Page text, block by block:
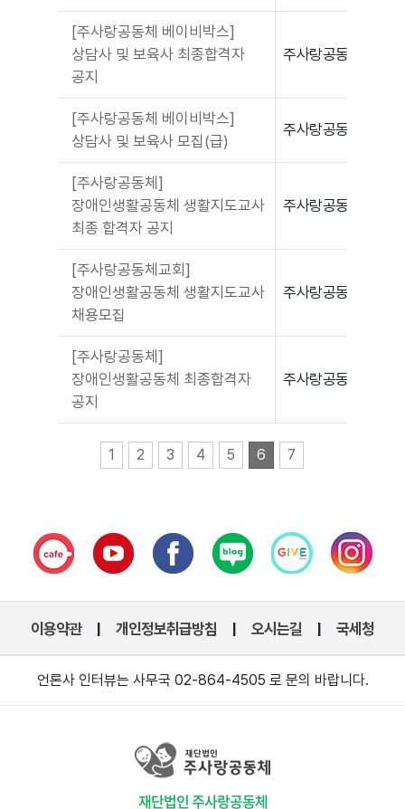
[주사랑공동체 베이비박스]
상담사 및 보육사 최종합격자
공지
주사랑공동체
[주사랑공동체 베이비박스]
상담사 및 보육사 모집(급)
주사랑공동체
[주사랑공동체]
장애인생활공동체 생활지도교사
최종 합격자 공지
주사랑공동체
[주사랑공동체교회]
장애인생활공동체 생활지도교사
채용모집
주사랑공동체
[주사랑공동체]
장애인생활공동체 최종합격자
공지
주사랑공동체
1 2 3 4 5 6 7
이용약관| 개인정보취급방침 오시는길 국세청
언론사 인터뷰는 사무국 02-864-4505 로 문의 바랍니다.
재단법인 주사랑공동체